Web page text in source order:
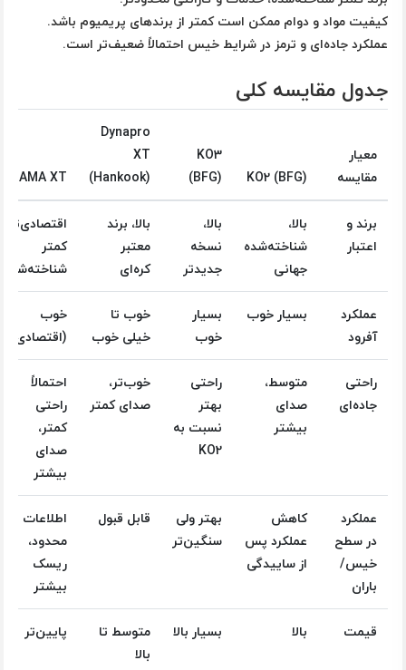
کیفیت مواد و دوام ممکن است کمتر از برندهای پریمیوم باشد.
عملکرد جاده‌ای و ترمز در شرایط خیس احتمالاً ضعیف‌تر است.
جدول مقایسه کلی
معیار
مقایسه
KO2 (BFG)
KO3
(BFG)
Dynapro
XT
(Hankook)
NAMA XT
برند و
اعتبار
بالا،
شناخته‌شده
جهانی
بالا،
نسخه
جدیدتر
بالا، برند
معتبر
کره‌ای
اقتصادی‌تر،
کمتر
شناخته‌شده
عملکرد
آفرود
بسیار خوب
بسیار
خوب
خوب تا
خیلی خوب
خوب
(اقتصادی)
راحتی
جاده‌ای
متوسط،
صدای
بیشتر
راحتی
بهتر
نسبت به
KO2
خوب‌تر،
صدای کمتر
احتمالاً
راحتی
کمتر،
صدای
بیشتر
عملکرد
در سطح
خیس/
باران
کاهش
عملکرد پس
از ساییدگی
بهتر ولی
سنگین‌تر
قابل قبول
اطلاعات
محدود،
ریسک
بیشتر
قیمت
بالا بسیار بالا
متوسط تا
بالا
پایین‌تر